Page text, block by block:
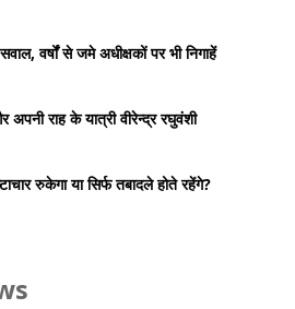
वर्षों से जमे अधीक्षकों पर भी निगाहें
राह के यात्री वीरेन्द्र रघुवंशी
रुकेगा या सिर्फ तबादले होते रहेंगे?